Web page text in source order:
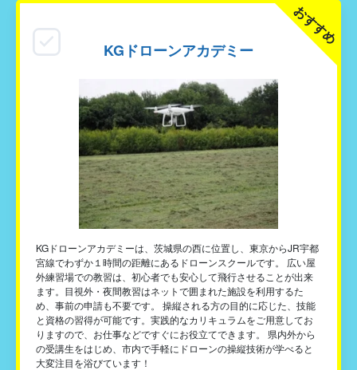
おすすめ
KGドローンアカデミー
KGドローンアカデミーは、茨城県の西に位置し、東京からJR宇都
宮線でわずか１時間の距離にあるドローンスクールです。 広い屋
外練習場での教習は、初心者でも安心して飛行させることが出来
ます。目視外・夜間教習はネットで囲まれた施設を利用するた
め、事前の申請も不要です。 操縦される方の目的に応じた、技能
と資格の習得が可能です。実践的なカリキュラムをご用意してお
りますので、お仕事などですぐにお役立てできます。 県内外から
の受講生をはじめ、市内で手軽にドローンの操縦技術が学べると
大変注目を浴びています！